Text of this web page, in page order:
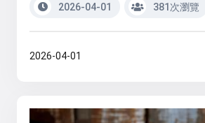
2026-04-01 381次瀏覽
2026-04-01